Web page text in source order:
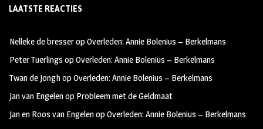
b
oo
k
ag
m
tt
LAATSTE REACTIES
Nelleke de bresseropOverleden: Annie Bolenius – Berkelmans
Peter Tuerlings opOverleden: Annie Bolenius – Berkelmans
Twan de JonghopOverleden: Annie Bolenius – Berkelmans
Jan van Engelenop Probleem met de Geldmaat
Jan en Roos van EngelenopOverleden: Annie Bolenius – Berkelmans